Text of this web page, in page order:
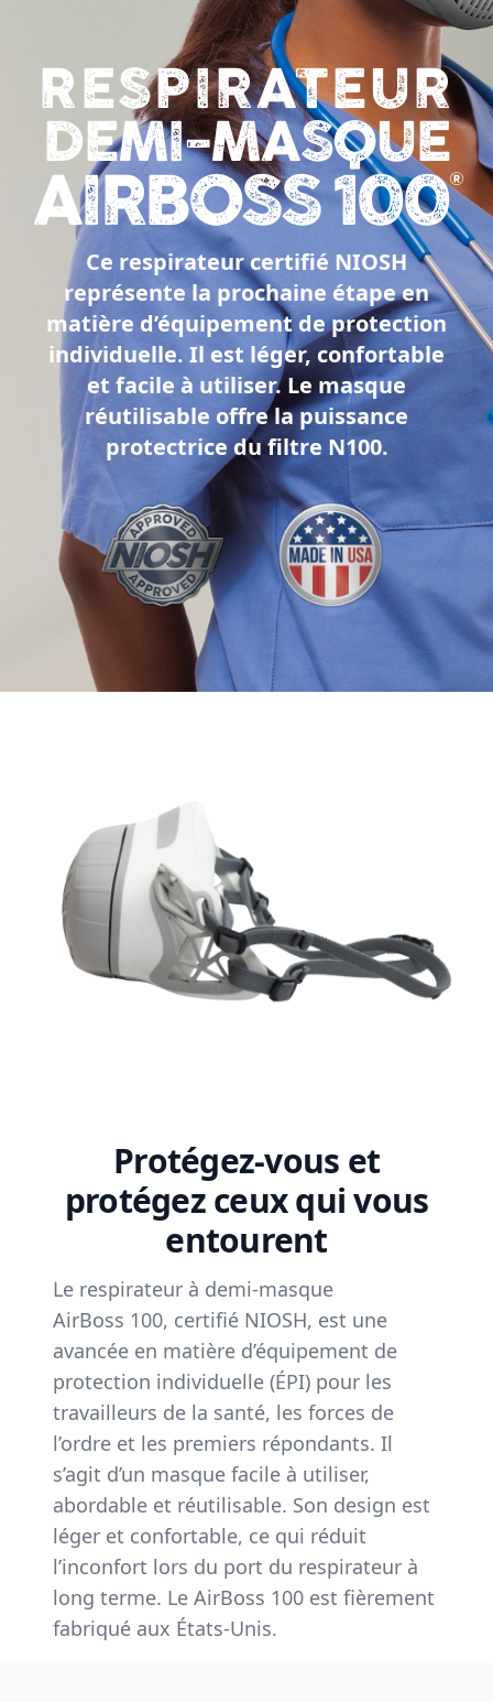
RESPIRATEUR
DEMI-MASQUE
AIRBOSS 100®
Ce respirateur certifié NIOSH
représente la prochaine étape en
matière d’équipement de protection
individuelle. Il est léger, confortable
et facile à utiliser. Le masque
réutilisable offre la puissance
protectrice du filtre N100.
Protégez-vous et
protégez ceux qui vous
entourent
Le respirateur à demi-masque
AirBoss 100, certifié NIOSH, est une
avancée en matière d’équipement de
protection individuelle (ÉPI) pour les
travailleurs de la santé, les forces de
l’ordre et les premiers répondants. Il
s’agit d’un masque facile à utiliser,
abordable et réutilisable. Son design est
léger et confortable, ce qui réduit
l’inconfort lors du port du respirateur à
long terme. Le AirBoss 100 est fièrement
fabriqué aux États-Unis.